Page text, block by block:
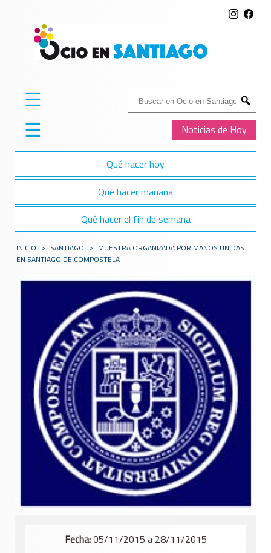
Buscar:
Submit
Noticias de Hoy
☰
☰
Qué hacer hoy
Qué hacer mañana
Qué hacer el fin de semana
INICIO > SANTIAGO > MUESTRA ORGANIZADA POR MANOS UNIDAS
EN SANTIAGO DE COMPOSTELA
Fecha:05/11/2015 a 28/11/2015